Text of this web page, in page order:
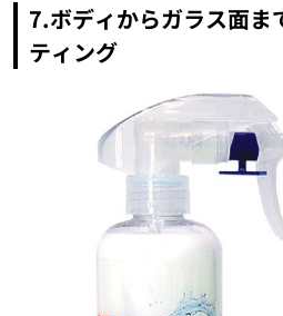
7.ボディからガラス面ま
ティング